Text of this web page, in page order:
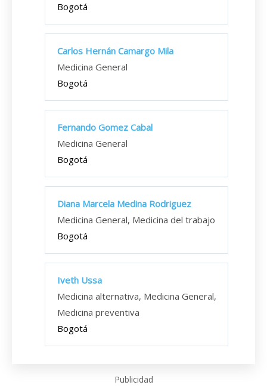
Bogotá
Carlos Hernán Camargo Mila
Medicina General
Bogotá
Fernando Gomez Cabal
Medicina General
Bogotá
Diana Marcela Medina Rodriguez
Medicina General, Medicina del trabajo
Bogotá
Iveth Ussa
Medicina alternativa, Medicina General,
Medicina preventiva
Bogotá
Publicidad